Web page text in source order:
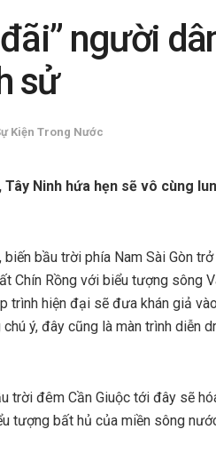
người
sử
Kiện Trong Nước
Ninh hứa hẹn sẽ vô cùng
bầu trời phía Nam Sài Gòn
Chín Rồng với biểu tượng sông
trình hiện đại sẽ đưa khán giả
ý, đây cũng là màn trình diễn
trời đêm Cần Giuộc tới đây sẽ
tượng bất hủ của miền sông